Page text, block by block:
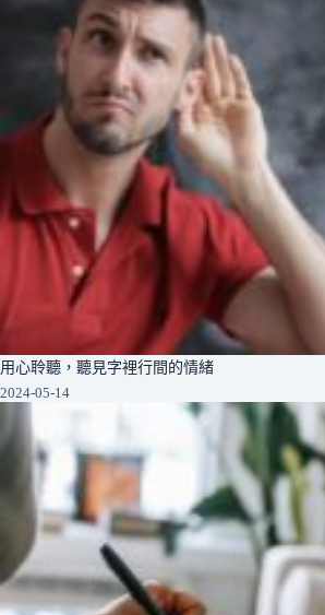
用心聆聽，聽見字裡行間的情緒
2024-05-14